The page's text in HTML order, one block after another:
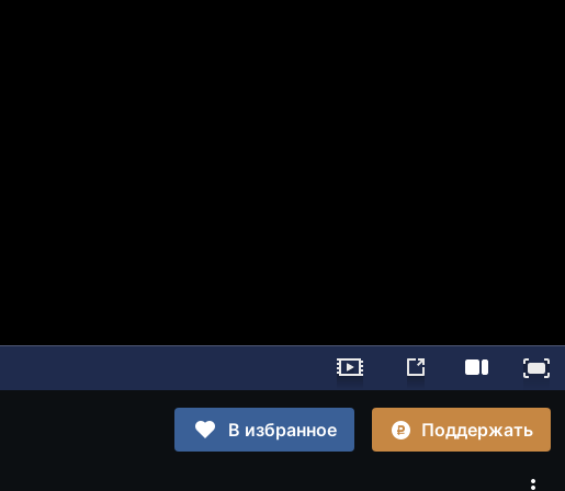
В избранное
Поддержать